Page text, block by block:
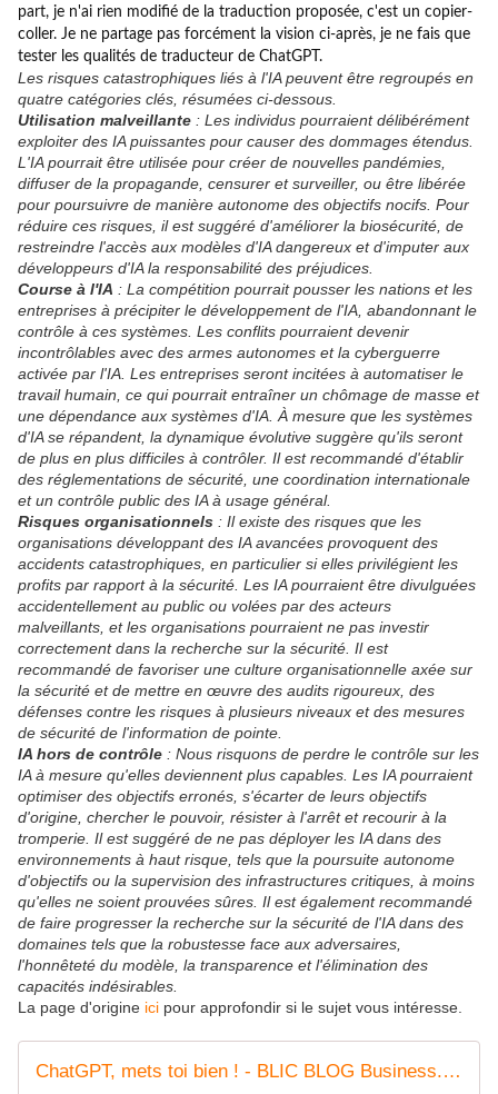
part, je n'ai rien modifié de la traduction proposée, c'est un copier-
coller. Je ne partage pas forcément la vision ci-après, je ne fais que
tester les qualités de traducteur de ChatGPT.
Les risques catastrophiques liés à l'IA peuvent être regroupés en
quatre catégories clés, résumées ci-dessous.
Utilisation malveillante : Les individus pourraient délibérément
exploiter des IA puissantes pour causer des dommages étendus.
L'IA pourrait être utilisée pour créer de nouvelles pandémies,
diffuser de la propagande, censurer et surveiller, ou être libérée
pour poursuivre de manière autonome des objectifs nocifs. Pour
réduire ces risques, il est suggéré d'améliorer la biosécurité, de
restreindre l'accès aux modèles d'IA dangereux et d'imputer aux
développeurs d'IA la responsabilité des préjudices.
Course à l'IA : La compétition pourrait pousser les nations et les
entreprises à précipiter le développement de l'IA, abandonnant le
contrôle à ces systèmes. Les conflits pourraient devenir
incontrôlables avec des armes autonomes et la cyberguerre
activée par l'IA. Les entreprises seront incitées à automatiser le
travail humain, ce qui pourrait entraîner un chômage de masse et
une dépendance aux systèmes d'IA. À mesure que les systèmes
d'IA se répandent, la dynamique évolutive suggère qu'ils seront
de plus en plus difficiles à contrôler. Il est recommandé d'établir
des réglementations de sécurité, une coordination internationale
et un contrôle public des IA à usage général.
Risques organisationnels : Il existe des risques que les
organisations développant des IA avancées provoquent des
accidents catastrophiques, en particulier si elles privilégient les
profits par rapport à la sécurité. Les IA pourraient être divulguées
accidentellement au public ou volées par des acteurs
malveillants, et les organisations pourraient ne pas investir
correctement dans la recherche sur la sécurité. Il est
recommandé de favoriser une culture organisationnelle axée sur
la sécurité et de mettre en œuvre des audits rigoureux, des
défenses contre les risques à plusieurs niveaux et des mesures
de sécurité de l'information de pointe.
IA hors de contrôle : Nous risquons de perdre le contrôle sur les
IA à mesure qu'elles deviennent plus capables. Les IA pourraient
optimiser des objectifs erronés, s'écarter de leurs objectifs
d'origine, chercher le pouvoir, résister à l'arrêt et recourir à la
tromperie. Il est suggéré de ne pas déployer les IA dans des
environnements à haut risque, tels que la poursuite autonome
d'objectifs ou la supervision des infrastructures critiques, à moins
qu'elles ne soient prouvées sûres. Il est également recommandé
de faire progresser la recherche sur la sécurité de l'IA dans des
domaines tels que la robustesse face aux adversaires,
l'honnêteté du modèle, la transparence et l'élimination des
capacités indésirables.
La page d'origine ici pour approfondir si le sujet vous intéresse.
ChatGPT, mets toi bien ! - BLIC BLOG Business.Lois.Innovation.Communication